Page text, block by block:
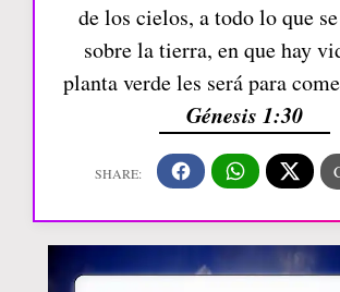
de los cielos, a todo lo que
sobre la tierra, en que hay
planta verde les será para
Génesis 1:30